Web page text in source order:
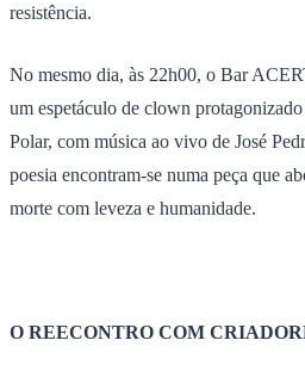
resistência.
No mesmo dia, às 22h00, o Bar
um espetáculo de clown
Polar, com música ao vivo de José
poesia encontram-se numa peça que
morte com leveza e humanidade.
O REECONTRO COM